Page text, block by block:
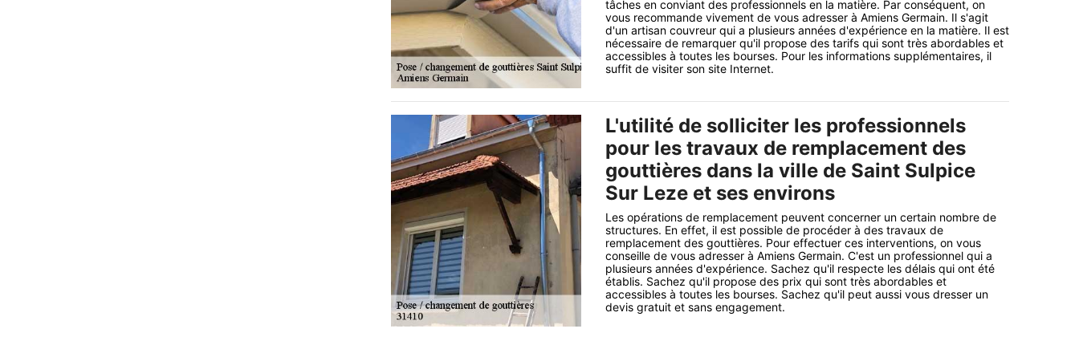
tâches en conviant des professionnels en la matière. Par conséquent, on
vous recommande vivement de vous adresser à Amiens Germain. Il s'agit
d'un artisan couvreur qui a plusieurs années d'expérience en la matière. Il est
nécessaire de remarquer qu'il propose des tarifs qui sont très abordables et
accessibles à toutes les bourses. Pour les informations supplémentaires, il
suffit de visiter son site Internet.
L'utilité de solliciter les professionnels
pour les travaux de remplacement des
gouttières dans la ville de Saint Sulpice
Sur Leze et ses environs
Les opérations de remplacement peuvent concerner un certain nombre de
structures. En effet, il est possible de procéder à des travaux de
remplacement des gouttières. Pour effectuer ces interventions, on vous
conseille de vous adresser à Amiens Germain. C'est un professionnel qui a
plusieurs années d'expérience. Sachez qu'il respecte les délais qui ont été
établis. Sachez qu'il propose des prix qui sont très abordables et
accessibles à toutes les bourses. Sachez qu'il peut aussi vous dresser un
devis gratuit et sans engagement.